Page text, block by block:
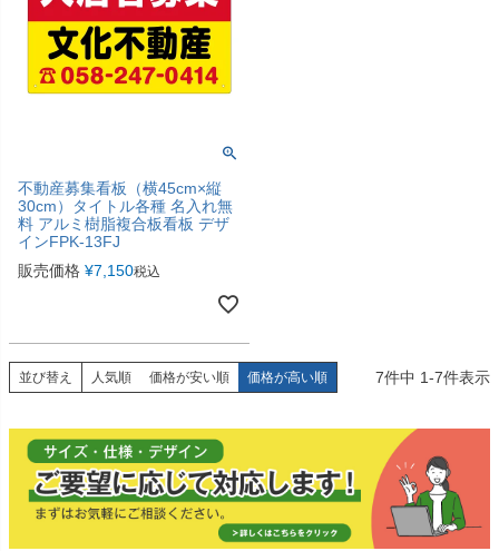
不動産募集看板（横45cm×縦
30cm）タイトル各種 名入れ無
料 アルミ樹脂複合板看板 デザ
インFPK-13FJ
販売価格 ¥7,150税込
並び替え 人気順 価格が安い順 価格が高い順 7件中 1-7件表示